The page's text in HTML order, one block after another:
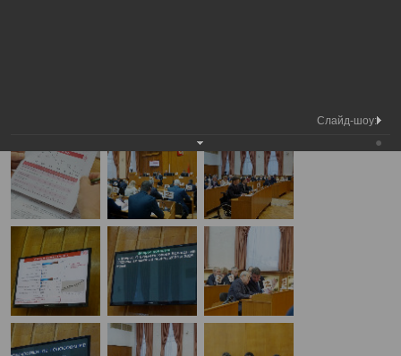
Слайд-шоу: